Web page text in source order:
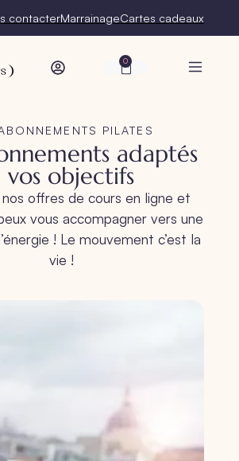
contacterMarrainageCartes cadeaux
0
PILATES
adaptés
vos objectifs
offres de cours en ligne et
vous accompagner vers une
! Le mouvement c’est la
vie !